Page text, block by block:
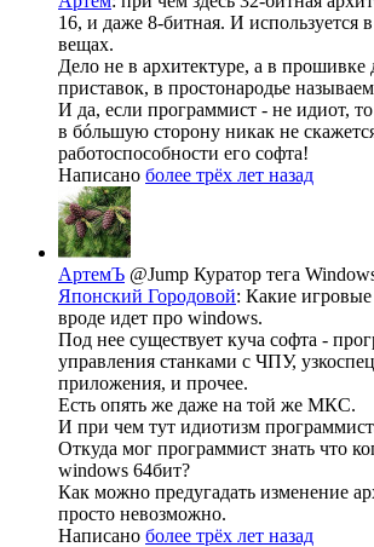
16, и даже 8-битная. И используется
вещах.
Дело не в архитектуре, а в прошивке
приставок, в простонародье
И да, если программист - не идиот,
в бóльшую сторону никак не
работоспособности его софта!
Написано более трёх лет назад
АртемЪ @Jump Куратор тега
Японский Городовой: Какие
вроде идет про windows.
Под нее существует куча софта -
управления станками с ЧПУ,
приложения, и прочее.
Есть опять же даже на той же МКС.
И при чем тут идиотизм
Откуда мог программист знать что
windows 64бит?
Как можно предугадать изменение
просто невозможно.
Написано более трёх лет назад